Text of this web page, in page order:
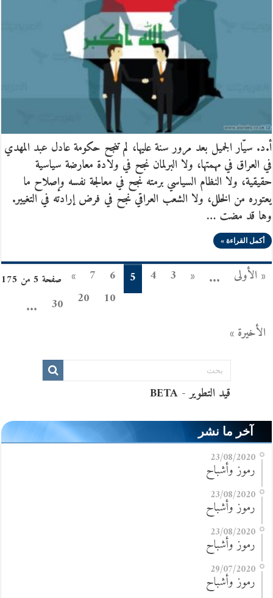
أ.د. سيّار الجميل بعد مرور سنة عليها، لم تنجح حكومة عادل عبد المهدي
في العراق في مهمتها، ولا البرلمان نجح في ولادة معارضة سياسية
حقيقية، ولا النظام السياسي برمته نجح في معالجة نفسه وإصلاح ما
يعتوره من الخلل، ولا الشعب العراقي نجح في فرض إرادته في التغيير.
وها قد مضت …
أكمل القراءة »
صفحة 5 من 175 « الأولى ...
«
3
4
5
6
7
»
10
20
30
...
الأخيرة »
آخر ما نشر
23/08/2020
رموز وأشباح
23/08/2020
رموز وأشباح
23/08/2020
رموز وأشباح
29/07/2020
رموز وأشباح